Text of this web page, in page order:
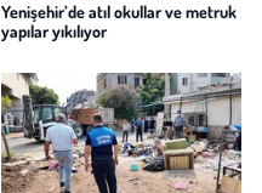
Yenişehir’de atıl okullar ve metruk
yapılar yıkılıyor